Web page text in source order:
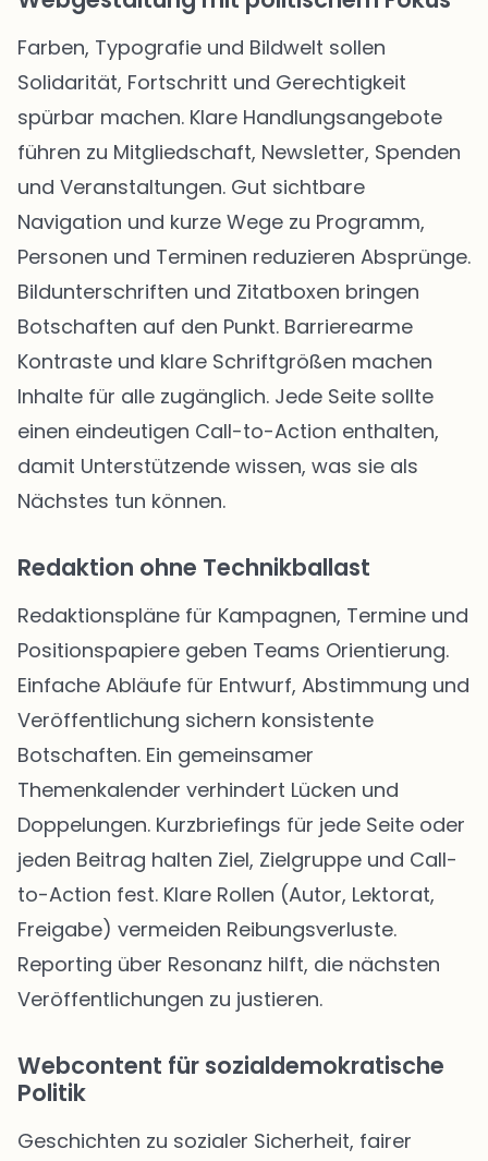
Farben, Typografie und Bildwelt sollen
Solidarität, Fortschritt und Gerechtigkeit
spürbar machen. Klare Handlungsangebote
führen zu Mitgliedschaft, Newsletter, Spenden
und Veranstaltungen. Gut sichtbare
Navigation und kurze Wege zu Programm,
Personen und Terminen reduzieren Absprünge.
Bildunterschriften und Zitatboxen bringen
Botschaften auf den Punkt. Barrierearme
Kontraste und klare Schriftgrößen machen
Inhalte für alle zugänglich. Jede Seite sollte
einen eindeutigen Call-to-Action enthalten,
damit Unterstützende wissen, was sie als
Nächstes tun können.
Redaktion ohne Technikballast
Redaktionspläne für Kampagnen, Termine und
Positionspapiere geben Teams Orientierung.
Einfache Abläufe für Entwurf, Abstimmung und
Veröffentlichung sichern konsistente
Botschaften. Ein gemeinsamer
Themenkalender verhindert Lücken und
Doppelungen. Kurzbriefings für jede Seite oder
jeden Beitrag halten Ziel, Zielgruppe und Call-
to-Action fest. Klare Rollen (Autor, Lektorat,
Freigabe) vermeiden Reibungsverluste.
Reporting über Resonanz hilft, die nächsten
Veröffentlichungen zu justieren.
Webcontent für sozialdemokratische
Politik
Geschichten zu sozialer Sicherheit, fairer